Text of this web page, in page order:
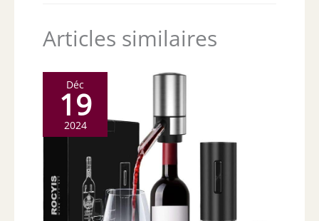
Articles similaires
Déc
19
2024